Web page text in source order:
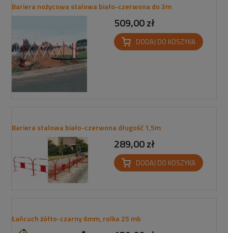
Bariera nożycowa stalowa biało-czerwona do 3m
509,00 zł
DODAJ DO KOSZYKA
Bariera stalowa biało-czerwona długość 1,5m
289,00 zł
DODAJ DO KOSZYKA
Łańcuch żółto-czarny 6mm, rolka 25 mb